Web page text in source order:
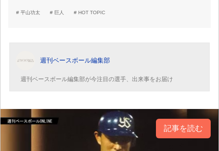
平山功太 巨人 HOT TOPIC
週刊ベースボール編集部
週刊ベースボール編集部が今注目の選手、出来事をお届け
記事を読む